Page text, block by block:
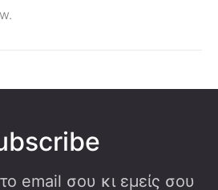
email σου κι εμείς σου